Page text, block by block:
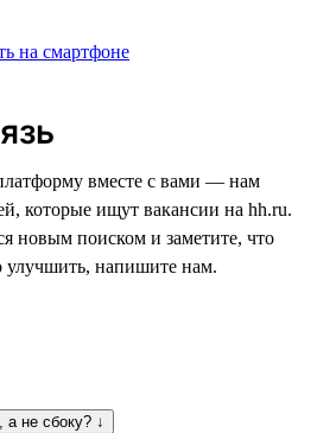
на смартфоне
вместе с вами — нам
которые ищут вакансии на hh.ru.
новым поиском и заметите, что
напишите нам.
не сбоку? ↓